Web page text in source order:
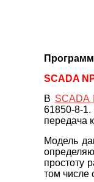
SCADA
В SCADA
61850-8-
передача
Модель
простоту
том числе